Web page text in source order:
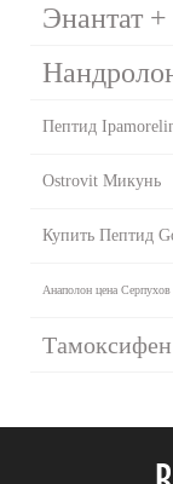
Энантат
Пептид
Ostrovit Микунь
Купить Пептид
Анаполон цена Серпухов